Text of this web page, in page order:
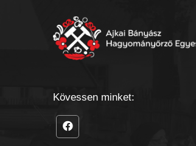
Kövessen minket: